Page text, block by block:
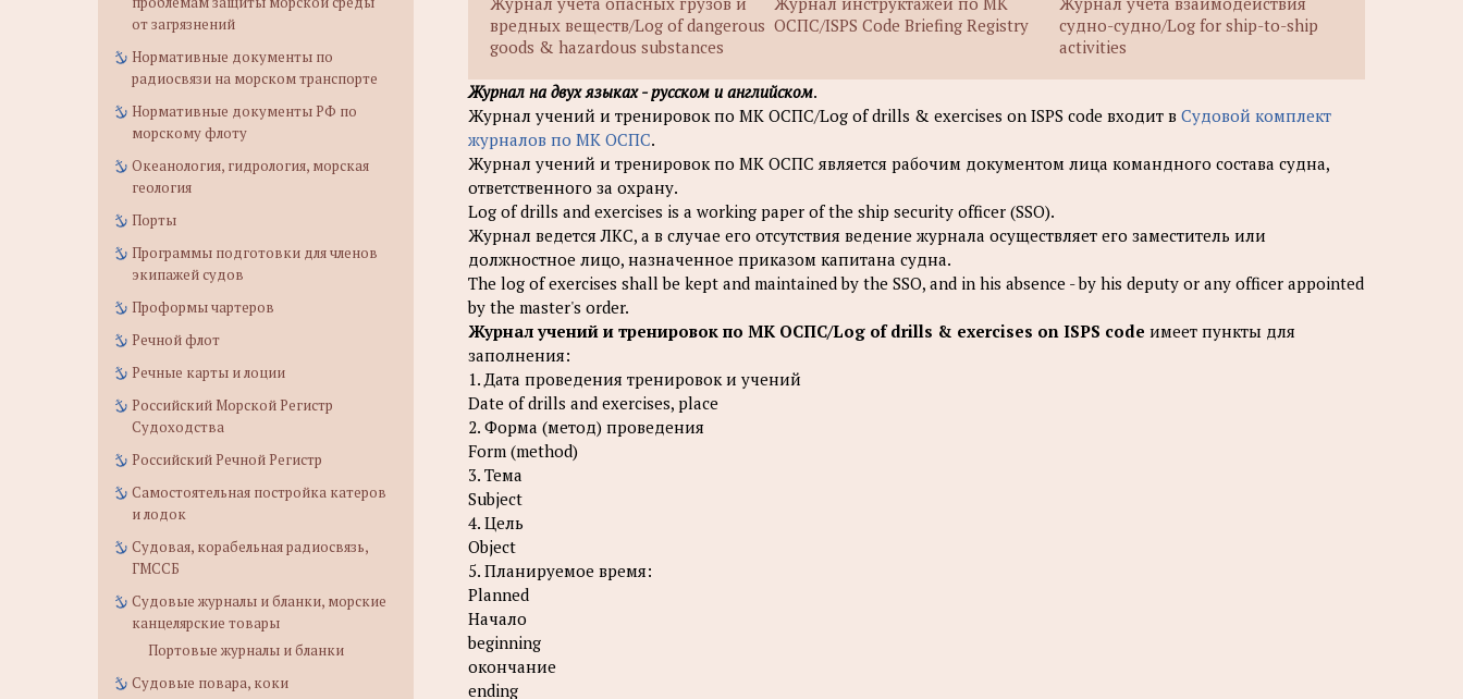
от загрязнений
Нормативные документы по
радиосвязи на морском транспорте
Нормативные документы РФ по
морскому флоту
Океанология, гидрология, морская
геология
Порты
Программы подготовки для членов
экипажей судов
Проформы чартеров
Речной флот
Речные карты и лоции
Российский Морской Регистр
Судоходства
Российский Речной Регистр
Самостоятельная постройка катеров
и лодок
Судовая, корабельная радиосвязь,
ГМССБ
Судовые журналы и бланки, морские
канцелярские товары
Портовые журналы и бланки
Судовые повара, коки
вредных веществ/Log of dangerous
goods & hazardous substances
ОСПС/ISPS Code Briefing Registry
судно-судно/Log for ship-to-ship
activities
Журнал на двух языках - русском и английском.
Журнал учений и тренировок по МК ОСПС/Log of drills & exercises on ISPS code входит в Судовой комплект
журналов по МК ОСПС.
Журнал учений и тренировок по МК ОСПС является рабочим документом лица командного состава судна,
ответственного за охрану.
Log of drills and exercises is a working paper of the ship security officer (SSO).
Журнал ведется ЛКС, а в случае его отсутствия ведение журнала осуществляет его заместитель или
должностное лицо, назначенное приказом капитана судна.
The log of exercises shall be kept and maintained by the SSO, and in his absence - by his deputy or any officer appointed
by the master's order.
Журнал учений и тренировок по МК ОСПС/Log of drills & exercises on ISPS code имеет пункты для
заполнения:
1. Дата проведения тренировок и учений
Date of drills and exercises, place
2. Форма (метод) проведения
Form (method)
3. Тема
Subject
4. Цель
Object
5. Планируемое время:
Planned
Начало
beginning
окончание
ending